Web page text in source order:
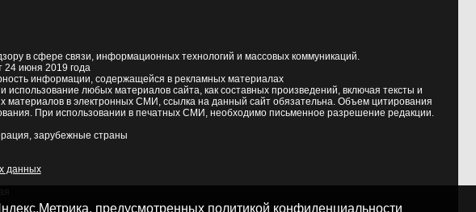
в сфере связи, информационных технологий и массовых коммуникаций.
июня 2019 года
информации, содержащейся в рекламных материалах
любых материалов сайта, как составных произведений, включая тексты и
в электронных СМИ, ссылка на данный сайт обязательна. Объем цитирования
При использовании в печатных СМИ, необходимо письменное разрешение редакции.
зарубежные страны
данных
предусмотренных политикой конфиденциальности